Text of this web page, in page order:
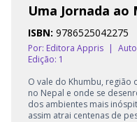
Uma Jornada
ISBN: 9786525042275
Por: Editora Appris |
Edição: 1
O vale do Khumbu, região
no Nepal e onde se
dos ambientes mais
assim atrai centenas de